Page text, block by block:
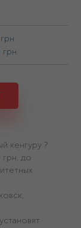
грн
грн
кенгуру ?
грн. дo